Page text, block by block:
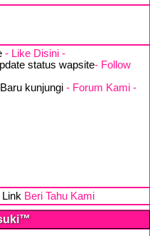
- Like Disini -
status wapsite- Follow
kunjungi - Forum Kami -
Beri Tahu Kami